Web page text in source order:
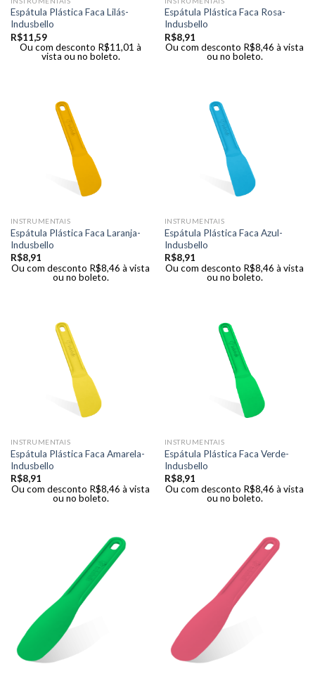
Espátula Plástica Faca Lilás-
Indusbello
R$11,59
Ou com desconto R$11,01 à
vista ou no boleto.
Espátula Plástica Faca Rosa-
Indusbello
R$8,91
Ou com desconto R$8,46 à vista
ou no boleto.
INSTRUMENTAIS
Espátula Plástica Faca Laranja-
Indusbello
R$8,91
Ou com desconto R$8,46 à vista
ou no boleto.
INSTRUMENTAIS
Espátula Plástica Faca Azul-
Indusbello
R$8,91
Ou com desconto R$8,46 à vista
ou no boleto.
INSTRUMENTAIS
Espátula Plástica Faca Amarela-
Indusbello
R$8,91
Ou com desconto R$8,46 à vista
ou no boleto.
INSTRUMENTAIS
Espátula Plástica Faca Verde-
Indusbello
R$8,91
Ou com desconto R$8,46 à vista
ou no boleto.